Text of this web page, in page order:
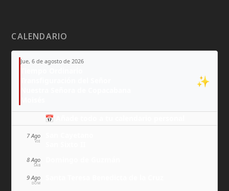
CALENDARIO
Jue, 6 de agosto de 2026
✨
📅 Añade todo a tu calendario personal
7 Ago
VIE
8 Ago
SÁB
9 Ago
DOM